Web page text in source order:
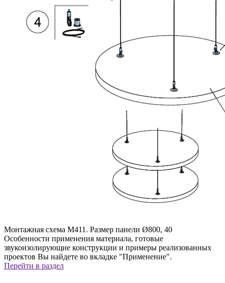
Монтажная схема M411. Размер панели Ø800, 40
Особенности применения материала, готовые
звукоизолирующие конструкции и примеры реализованных
проектов Вы найдете во вкладке "Применение".
Перейти в раздел